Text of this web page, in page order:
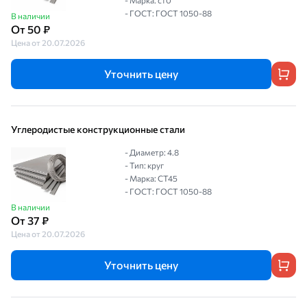
В наличии
От 50 ₽
Цена от 20.07.2026
- ГОСТ: ГОСТ 1050-88
Уточнить цену
Углеродистые конструкционные стали
В наличии
От 37 ₽
Цена от 20.07.2026
- Диаметр: 4.8
- Тип: круг
- Марка: СТ45
- ГОСТ: ГОСТ 1050-88
Уточнить цену